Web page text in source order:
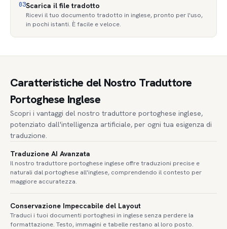
03Scarica il file tradotto
Ricevi il tuo documento tradotto in inglese, pronto per l'uso,
in pochi istanti. È facile e veloce.
Caratteristiche del Nostro Traduttore
Portoghese Inglese
Scopri i vantaggi del nostro traduttore portoghese inglese,
potenziato dall'intelligenza artificiale, per ogni tua esigenza di
traduzione.
Traduzione AI Avanzata
Il nostro traduttore portoghese inglese offre traduzioni precise e
naturali dal portoghese all'inglese, comprendendo il contesto per
maggiore accuratezza.
Conservazione Impeccabile del Layout
Traduci i tuoi documenti portoghesi in inglese senza perdere la
formattazione. Testo, immagini e tabelle restano al loro posto.